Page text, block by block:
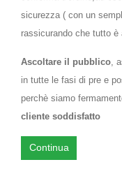
sicurezza ( con un
rassicurando che tutto è
Ascoltare il pubblico,
in tutte le fasi di pre e
perchè siamo
cliente soddisfatto
Continua